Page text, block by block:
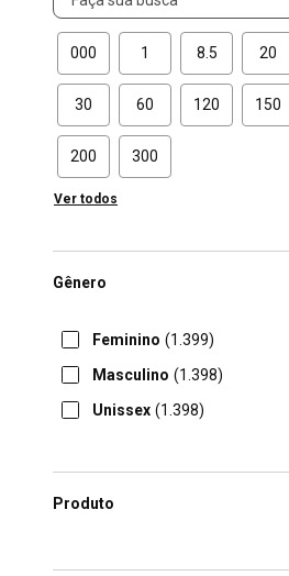
000 1 8.5 20
30 60 120 150
200 300
Ver todos
Gênero
Feminino (1.399)
Masculino (1.398)
Unissex (1.398)
Produto